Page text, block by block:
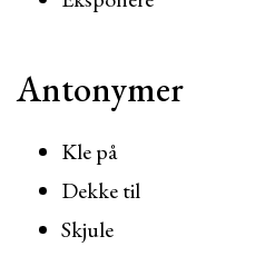
Antonymer
Kle på
Dekke til
Skjule